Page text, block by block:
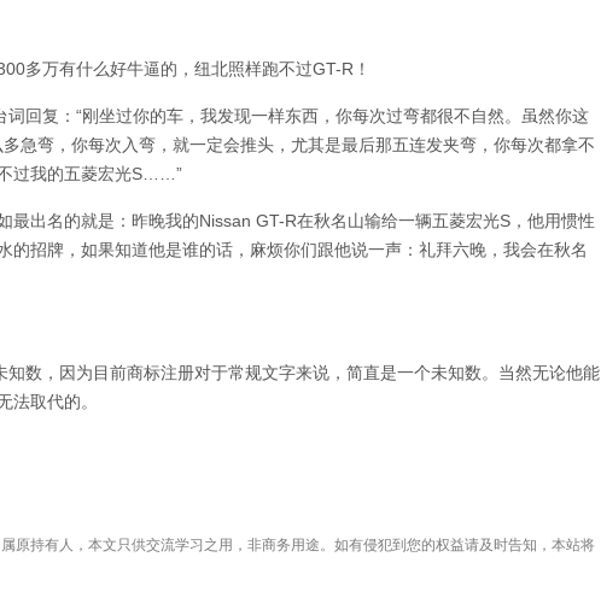
多万有什么好牛逼的，纽北照样跑不过GT-R！
回复：“刚坐过你的车，我发现一样东西，你每次过弯都很不自然。虽然你这
急弯，你每次入弯，就一定会推头，尤其是最后那五连发夹弯，你每次都拿不
过我的五菱宏光S……”
最出名的就是：昨晚我的Nissan GT-R在秋名山输给一辆五菱宏光S，他用惯性
招牌，如果知道他是谁的话，麻烦你们跟他说一声：礼拜六晚，我会在秋名
知数，因为目前商标注册对于常规文字来说，简直是一个未知数。当然无论他能
法取代的。
原持有人，本文只供交流学习之用，非商务用途。如有侵犯到您的权益请及时告知，本站将